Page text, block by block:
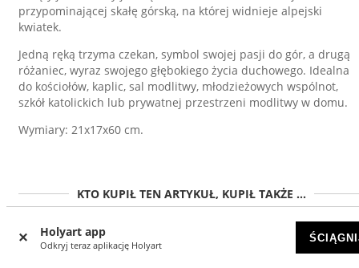
Holyart app
Odkryj teraz aplikację Holyart
przypominającej skałę górską, na której widnieje alpejski
kwiatek.
Jedną ręką trzyma czekan, symbol swojej pasji do gór, a drugą
różaniec, wyraz swojego głębokiego życia duchowego. Idealna
do kościołów, kaplic, sal modlitwy, młodzieżowych wspólnot,
szkół katolickich lub prywatnej przestrzeni modlitwy w domu.
Wymiary: 21x17x60 cm.
KTO KUPIŁ TEN ARTYKUŁ, KUPIŁ TAKŻE ...